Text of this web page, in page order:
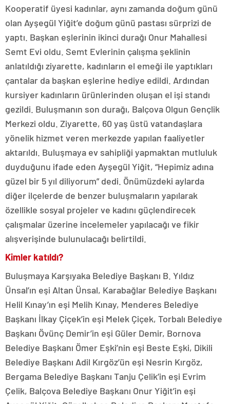
Kooperatif üyesi kadınlar, aynı zamanda doğum günü
olan Ayşegül Yiğit’e doğum günü pastası sürprizi de
yaptı. Başkan eşlerinin ikinci durağı Onur Mahallesi
Semt Evi oldu. Semt Evlerinin çalışma şeklinin
anlatıldığı ziyarette, kadınların el emeği ile yaptıkları
çantalar da başkan eşlerine hediye edildi. Ardından
kursiyer kadınların ürünlerinden oluşan el işi standı
gezildi. Buluşmanın son durağı, Balçova Olgun Gençlik
Merkezi oldu. Ziyarette, 60 yaş üstü vatandaşlara
yönelik hizmet veren merkezde yapılan faaliyetler
aktarıldı. Buluşmaya ev sahipliği yapmaktan mutluluk
duyduğunu ifade eden Ayşegül Yiğit, “Hepimiz adına
güzel bir 5 yıl diliyorum” dedi. Önümüzdeki aylarda
diğer ilçelerde de benzer buluşmaların yapılarak
özellikle sosyal projeler ve kadını güçlendirecek
çalışmalar üzerine incelemeler yapılacağı ve fikir
alışverişinde bulunulacağı belirtildi.
Kimler katıldı?
Buluşmaya Karşıyaka Belediye Başkanı B. Yıldız
Ünsal’ın eşi Altan Ünsal, Karabağlar Belediye Başkanı
Helil Kınay’ın eşi Melih Kınay, ⁠Menderes Belediye
Başkanı İlkay Çiçek’in eşi Melek Çiçek, ⁠Torbalı Belediye
Başkanı Övünç Demir’in eşi Güler Demir, ⁠Bornova
Belediye Başkanı Ömer Eşki’nin eşi Beste Eşki, ⁠Dikili
Belediye Başkanı Adil Kırgöz’ün eşi Nesrin Kırgöz,
Bergama Belediye Başkanı Tanju Çelik’in eşi Evrim
Çelik, Balçova Belediye Başkanı Onur Yiğit’in eşi